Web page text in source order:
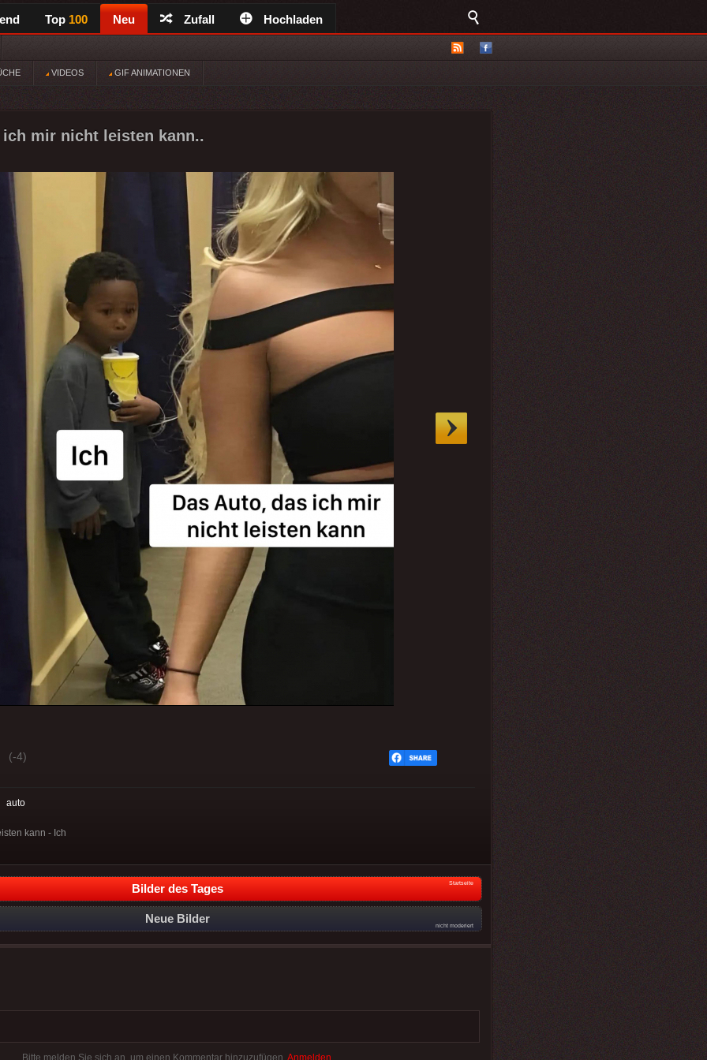
Top 100 Neu Zufall Hochladen
VIDEOS GIF ANIMATIONEN
ich mir nicht leisten kann..
(-4)
auto
kann - Ich
Bilder des Tages Startseite
Neue Bilder
nicht moderiert
Bitte melden Sie sich an, um einen Kommentar hinzuzufügen. Anmelden